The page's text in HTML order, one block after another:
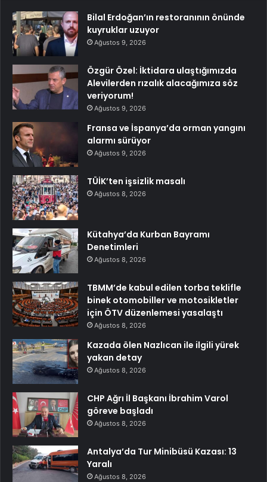
Bilal Erdoğan’ın restoranının önünde
kuyruklar uzuyor
Ağustos 9, 2026
Özgür Özel: İktidara ulaştığımızda
Alevilerden rızalık alacağımıza söz
veriyorum!
Ağustos 9, 2026
Fransa ve İspanya’da orman yangını
alarmı sürüyor
Ağustos 9, 2026
TÜİK’ten işsizlik masalı
Ağustos 8, 2026
Kütahya’da Kurban Bayramı
Denetimleri
Ağustos 8, 2026
TBMM’de kabul edilen torba teklifle
binek otomobiller ve motosikletler
için ÖTV düzenlemesi yasalaştı
Ağustos 8, 2026
Kazada ölen Nazlıcan ile ilgili yürek
yakan detay
Ağustos 8, 2026
CHP Ağrı İl Başkanı İbrahim Varol
göreve başladı
Ağustos 8, 2026
Antalya’da Tur Minibüsü Kazası: 13
Yaralı
Ağustos 8, 2026